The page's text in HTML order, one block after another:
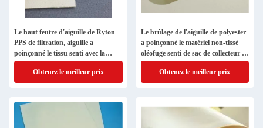
Le haut feutre d'aiguille de Ryton
PPS de filtration, aiguille a
poinçonné le tissu senti avec la
membrane de PTFE
Obtenez le meilleur prix
Le brûlage de l'aiguille de polyester
a poinçonné le matériel non-tissé
oléofuge senti de sac de collecteur de
poussière
Obtenez le meilleur prix